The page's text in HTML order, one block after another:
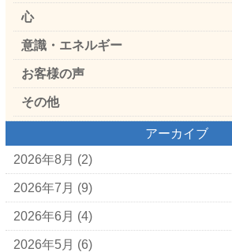
心
意識・エネルギー
お客様の声
その他
アーカイブ
2026年8月 (2)
2026年7月 (9)
2026年6月 (4)
2026年5月 (6)